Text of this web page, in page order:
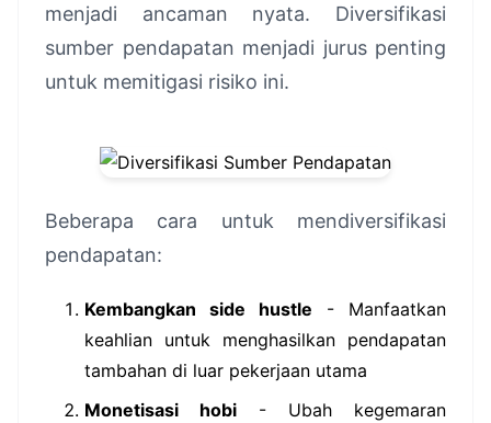
menjadi ancaman nyata. Diversifikasi
sumber pendapatan menjadi jurus penting
untuk memitigasi risiko ini.
Beberapa cara untuk mendiversifikasi
pendapatan:
Kembangkan side hustle - Manfaatkan
keahlian untuk menghasilkan pendapatan
tambahan di luar pekerjaan utama
Monetisasi hobi - Ubah kegemaran